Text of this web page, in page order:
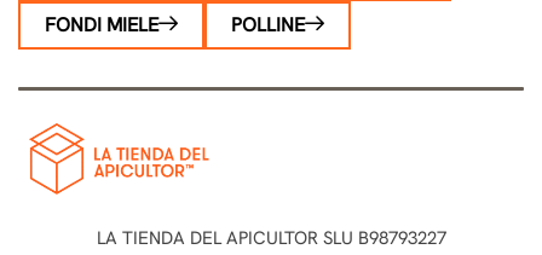
FONDI MIELE
POLLINE
LA TIENDA DEL APICULTOR SLU B98793227